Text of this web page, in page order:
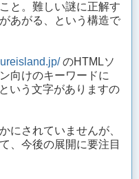
と。難しい謎に正解す
あがる、という構造で
のHTMLソ
向けのキーワードに
いう文字がありますの
にされていませんが、
、今後の展開に要注目